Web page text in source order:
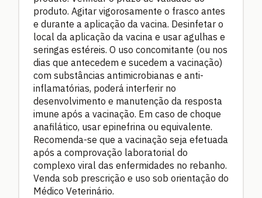
produto. Agitar vigorosamente o frasco antes
e durante a aplicação da vacina. Desinfetar o
local da aplicação da vacina e usar agulhas e
seringas estéreis. O uso concomitante (ou nos
dias que antecedem e sucedem a vacinação)
com substâncias antimicrobianas e anti-
inflamatórias, poderá interferir no
desenvolvimento e manutenção da resposta
imune após a vacinação. Em caso de choque
anafilático, usar epinefrina ou equivalente.
Recomenda-se que a vacinação seja efetuada
após a comprovação laboratorial do
complexo viral das enfermidades no rebanho.
Venda sob prescrição e uso sob orientação do
Médico Veterinário.